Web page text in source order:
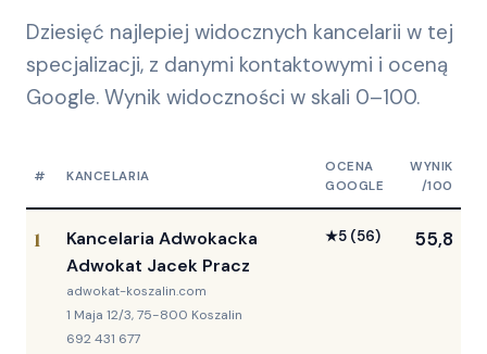
Dziesięć najlepiej widocznych kancelarii w tej
specjalizacji, z danymi kontaktowymi i oceną
Google. Wynik widoczności w skali 0–100.
# KANCELARIA
OCENA
GOOGLE
WYNIK
/100
1
Kancelaria Adwokacka
Adwokat Jacek Pracz
adwokat-koszalin.com
1 Maja 12/3, 75-800 Koszalin
692 431 677
★5 (56) 55,8